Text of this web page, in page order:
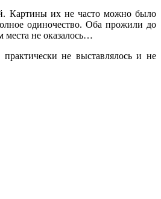
Картины их не часто можно было
одиночество. Оба прожили до
места не оказалось…
не выставлялось и не